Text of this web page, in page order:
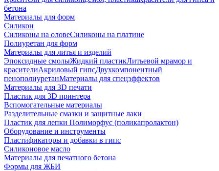
бетона
Материалы для форм
Силикон
Силиконы на оловеСиликоны на платине
Полиуретан для форм
Материалы для литья и изделий
Эпоксидные смолыЖидкий пластикЛитьевой мрамор и
красителиАкриловый гипсДвухкомпонентный
пенополиуретанМатериалы для спецэффектов
Материалы для 3D печати
Пластик для 3D принтера
Вспомогательные материалы
Разделительные смазки и защитные лаки
Пластик для лепки Полиморфус (поликапролактон)
Оборудование и инструменты
Пластификаторы и добавки в гипс
Силиконовое масло
Материалы для печатного бетона
Формы для ЖБИ